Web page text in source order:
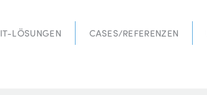
IT-LÖSUNGEN CASES/REFERENZEN